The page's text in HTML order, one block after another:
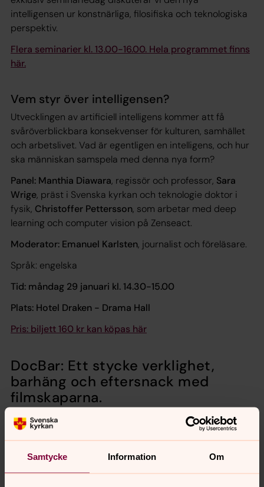
Samtycke Information Om
intelligensen ur konstnärliga, filosifiska och teknologiska
perspektiv.
Flera seminarier kl. 13.00-16.00. Hela programmet finns
här.
Vem styr över intelligensen?
Utvecklingen av artificiell intelligens kommer att få
svåröverblickbara konsekvenser för kulturen, samhället
och arbetslivet. Vad är egentligen en intelligens, och hur
ska människan samspela med denna nya form?
Panel: Manthia Diawara, regissör och professor, Sara
Wrige, präst i Svenska kyrkan och teknologie doktor i
fysik, Christoffer Pettersson, som arbetar med deep
learning och computer vision på Zenseact.
Moderator: Emanuel Karlsten, journalist och föreläsare.
Språk: engelska
Tid: måndag 29 januari kl. 14.30-15.00
Plats: Hotel Draken - Drama Hall
Pris: biljett 160 kr kan köpas här
DocBar: Ett stycke verklighet,
barhäng och eftersnack med
filmskaparna.
Vill du se brännande berättelser från verkligheten? På
DocBar ser du festivalens hetaste dokumentärer och
möter specialinbjudna gäster som diskuterar filmen
efteråt på Bar Kinos scen. Till filmerna behöver du boka
biljett, till samtalen är det fri entré. Moderator: Camilla